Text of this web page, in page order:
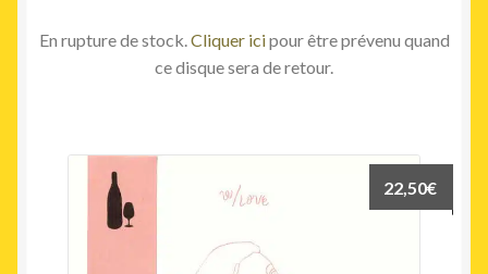
En rupture de stock. Cliquer icipour être prévenu quand
ce disque sera de retour.
22,50€